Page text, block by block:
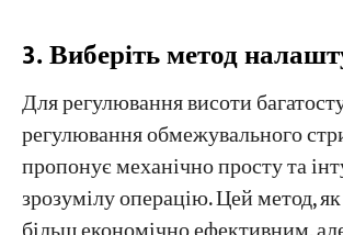
3. Виберіть метод
Для регулювання висоти
регулювання обмежувального
пропонує механічно просту та
зрозумілу операцію. Цей метод,